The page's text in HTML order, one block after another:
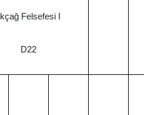
İlkçağ Felsefesi I
D22